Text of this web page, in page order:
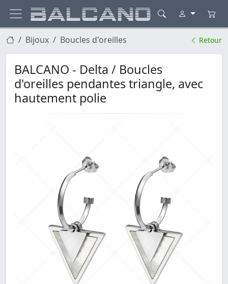
Bijoux Boucles d'oreilles Retour
BALCANO - Delta / Boucles
d'oreilles pendantes triangle, avec
hautement polie